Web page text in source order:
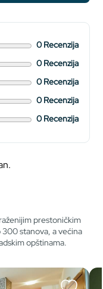
0 Recenzija
0 Recenzija
0 Recenzija
0 Recenzija
0 Recenzija
prestoničkim
300 stanova, a većina
opštinama.